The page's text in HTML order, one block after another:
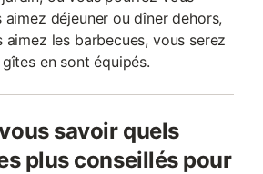
aimez déjeuner ou dîner dehors,
les barbecues, vous serez
en sont équipés.
savoir quels
plus conseillés pour